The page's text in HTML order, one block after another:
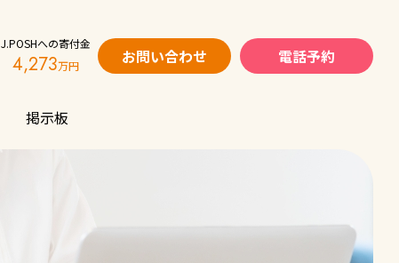
J.POSHへの寄付金
4,273 お問い合わせ 電話予約
掲示板